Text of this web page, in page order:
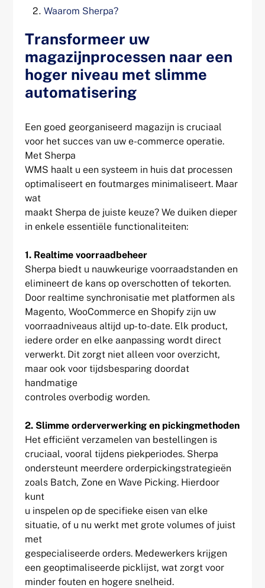
Waarom Sherpa?
Transformeer uw
magazijnprocessen naar een
hoger niveau met slimme
automatisering
Een goed georganiseerd magazijn is cruciaal
voor het succes van uw e-commerce operatie.
Met Sherpa
WMS haalt u een systeem in huis dat processen
optimaliseert en foutmarges minimaliseert. Maar
wat
maakt Sherpa de juiste keuze? We duiken dieper
in enkele essentiële functionaliteiten:
1. Realtime voorraadbeheer
Sherpa biedt u nauwkeurige voorraadstanden en
elimineert de kans op overschotten of tekorten.
Door realtime synchronisatie met platformen als
Magento, WooCommerce en Shopify zijn uw
voorraadniveaus altijd up-to-date. Elk product,
iedere order en elke aanpassing wordt direct
verwerkt. Dit zorgt niet alleen voor overzicht,
maar ook voor tijdsbesparing doordat
handmatige
controles overbodig worden.
2. Slimme orderverwerking en pickingmethoden
Het efficiënt verzamelen van bestellingen is
cruciaal, vooral tijdens piekperiodes. Sherpa
ondersteunt meerdere orderpickingstrategieën
zoals Batch, Zone en Wave Picking. Hierdoor
kunt
u inspelen op de specifieke eisen van elke
situatie, of u nu werkt met grote volumes of juist
met
gespecialiseerde orders. Medewerkers krijgen
een geoptimaliseerde picklijst, wat zorgt voor
minder fouten en hogere snelheid.